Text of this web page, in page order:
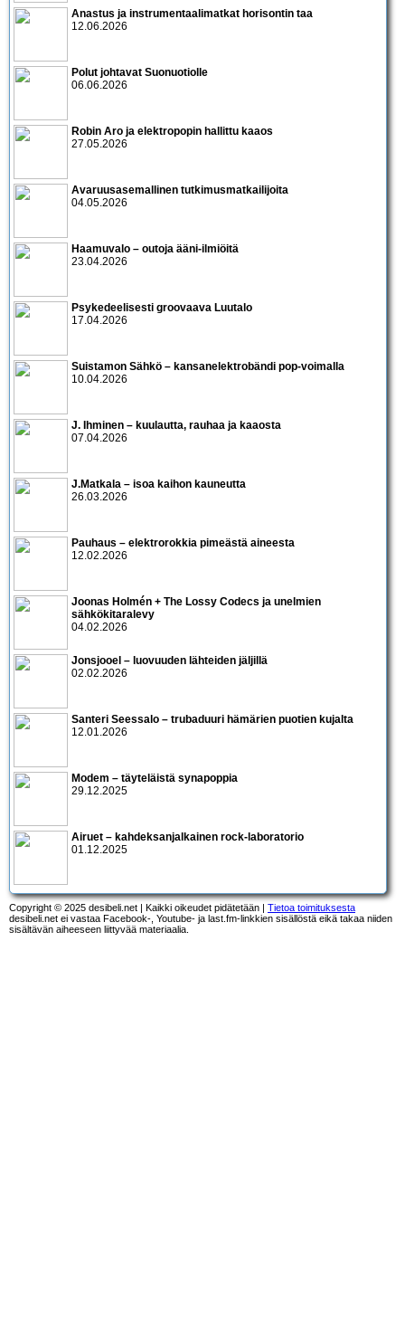
Anastus ja instrumentaalimatkat horisontin taa
12.06.2026
Polut johtavat Suonuotiolle
06.06.2026
Robin Aro ja elektropopin hallittu kaaos
27.05.2026
Avaruusasemallinen tutkimusmatkailijoita
04.05.2026
Haamuvalo – outoja ääni-ilmiöitä
23.04.2026
Psykedeelisesti groovaava Luutalo
17.04.2026
Suistamon Sähkö – kansanelektrobändi pop-voimalla
10.04.2026
J. Ihminen – kuulautta, rauhaa ja kaaosta
07.04.2026
J.Matkala – isoa kaihon kauneutta
26.03.2026
Pauhaus – elektrorokkia pimeästä aineesta
12.02.2026
Joonas Holmén + The Lossy Codecs ja unelmien
sähkökitaralevy
04.02.2026
Jonsjooel – luovuuden lähteiden jäljillä
02.02.2026
Santeri Seessalo – trubaduuri hämärien puotien kujalta
12.01.2026
Modem – täyteläistä synapoppia
29.12.2025
Airuet – kahdeksanjalkainen rock-laboratorio
01.12.2025
Copyright © 2025 desibeli.net | Kaikki oikeudet pidätetään | Tietoa toimituksesta
desibeli.net ei vastaa Facebook-, Youtube- ja last.fm-linkkien sisällöstä eikä takaa niiden
sisältävän aiheeseen liittyvää materiaalia.